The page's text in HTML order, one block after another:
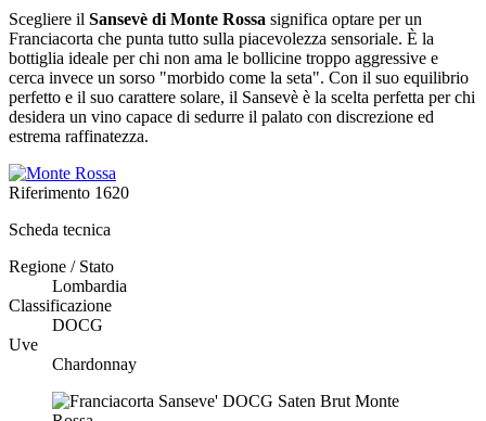
Scegliere il Sansevè di Monte Rossa significa optare per un
Franciacorta che punta tutto sulla piacevolezza sensoriale. È la
bottiglia ideale per chi non ama le bollicine troppo aggressive e
cerca invece un sorso "morbido come la seta". Con il suo equilibrio
perfetto e il suo carattere solare, il Sansevè è la scelta perfetta per chi
desidera un vino capace di sedurre il palato con discrezione ed
estrema raffinatezza.
Riferimento 1620
Scheda tecnica
Regione / Stato
Lombardia
Classificazione
DOCG
Uve
Chardonnay